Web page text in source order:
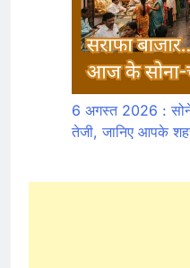
6 अगस्त 2026 :
तेजी, जानिए आपके